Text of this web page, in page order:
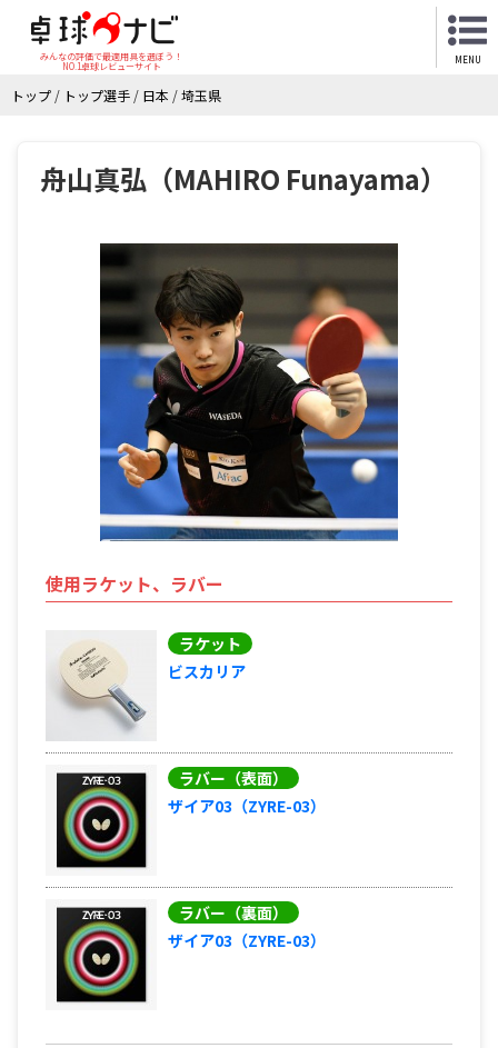
みんなの評価で最適用具を選ぼう！
NO.1卓球レビューサイト
MENU
トップ / トップ選手 / 日本 /埼玉県
舟山真弘（MAHIRO Funayama）
使用ラケット、ラバー
ラケット
ビスカリア
ラバー（表面）
ザイア03（ZYRE-03）
ラバー（裏面）
ザイア03（ZYRE-03）